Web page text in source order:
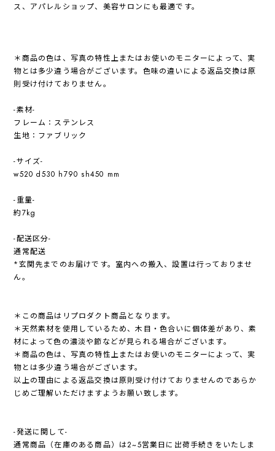
ス、アパレルショップ、美容サロンにも最適です。
＊商品の色は、写真の特性上またはお使いのモニターによって、実
物とは多少違う場合がございます。色味の違いによる返品交換は原
則受け付けておりません。
-素材-
フレーム：ステンレス
生地：ファブリック
-サイズ-
w520 d530 h790 sh450 mm
-重量-
約7kg
-配送区分-
通常配送
*玄関先までのお届けです。室内への搬入、設置は行っておりませ
ん。
＊この商品はリプロダクト商品となります。
＊天然素材を使用しているため、木目・色合いに個体差があり、素
材によって色の濃淡や節などが見られる場合がございます。
＊商品の色は、写真の特性上またはお使いのモニターによって、実
物とは多少違う場合がございます。
以上の理由による返品交換は原則受け付けておりませんのであらか
じめご理解いただけますようお願い致します。
-発送に関して-
通常商品（在庫のある商品）は2~5営業日に出荷手続きをいたしま